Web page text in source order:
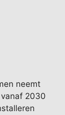
neemt
2030